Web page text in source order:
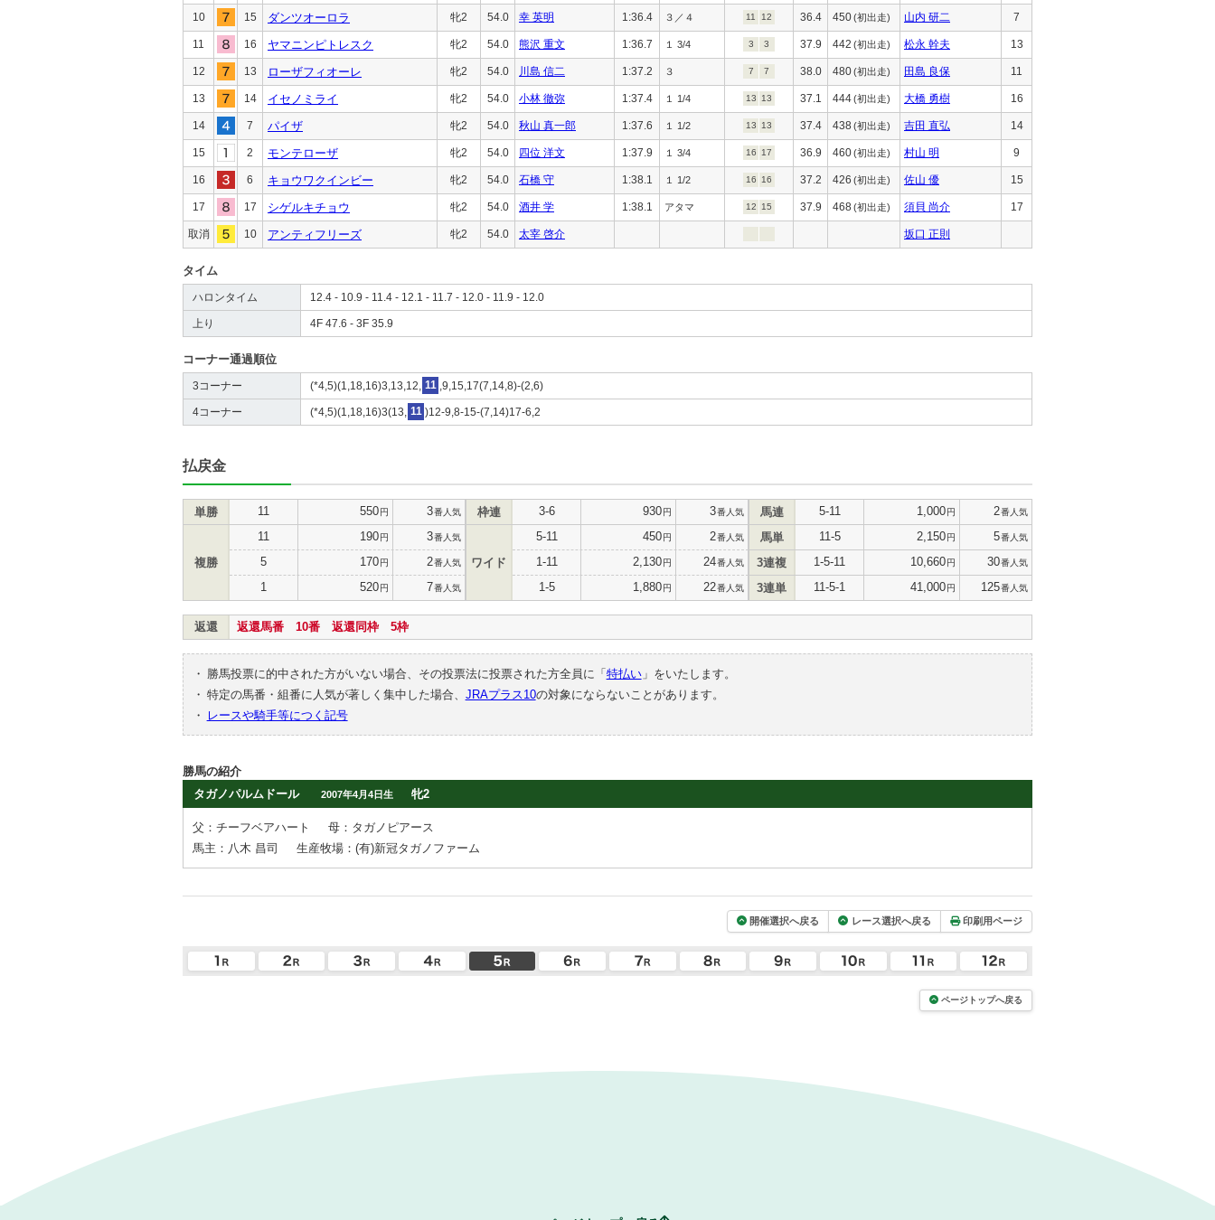
10 15 ダンツオーロラ 牝2 54.0 幸 英明 1:36.4 ３／４ 11 12 36.4 450(初出走) 山内 研二 7
11 16 ヤマニンピトレスク 牝2 54.0 熊沢 重文 1:36.7 １ 3/4 3 3 37.9 442 (初出走) 松永 幹夫 13
12 13 ローザフィオーレ 牝2 54.0 川島 信二 1:37.2 ３ 7 7 38.0 480(初出走) 田島 良保 11
13 14 イセノミライ 牝2 54.0 小林 徹弥 1:37.4 １ 1/4 13 13 37.1 444(初出走) 大橋 勇樹 16
14 7 パイザ 牝2 54.0 秋山 真一郎 1:37.6 １ 1/2 13 13 37.4 438 (初出走) 吉田 直弘 14
15 2 モンテローザ 牝2 54.0 四位 洋文 1:37.9 １ 3/4 16 17 36.9 460(初出走) 村山 明 9
16 6 キョウワクインビー 牝2 54.0 石橋 守 1:38.1 １ 1/2 16 16 37.2 426 (初出走) 佐山 優 15
17 17 シゲルキチョウ 牝2 54.0 酒井 学 1:38.1 アタマ 12 15 37.9 468(初出走) 須貝 尚介 17
取消 10 アンティフリーズ 牝2 54.0 太宰 啓介 坂口 正則
タイム
ハロンタイム 12.4 - 10.9 - 11.4 - 12.1 - 11.7 - 12.0 - 11.9 - 12.0
上り 4F 47.6 - 3F 35.9
コーナー通過順位
3コーナー (*4,5)(1,18,16)3,13,12, 11 ,9,15,17(7,14,8)-(2,6)
4コーナー (*4,5)(1,18,16)3(13, 11 )12-9,8-15-(7,14)17-6,2
払戻金
単勝 11 550円 3番人気
複勝
11 190円 3番人気
5 170円 2番人気
1 520円 7番人気
枠連 3-6 930円 3番人気
ワイド
5-11 450円 2番人気
1-11 2,130円 24番人気
1-5 1,880円 22番人気
馬連 5-11 1,000円 2番人気
馬単 11-5 2,150円 5番人気
3連複 1-5-11 10,660円 30番人気
3連単 11-5-1 41,000円 125番人気
返還 返還馬番 10番 返還同枠 5枠
・ 勝馬投票に的中された方がいない場合、その投票法に投票された方全員に「 特払い」をいたします。
・ 特定の馬番・組番に人気が著しく集中した場合、 JRAプラス10の対象にならないことがあります。
・
レースや騎手等につく記号
勝馬の紹介
タガノパルムドール
2007年4月4日生 牝2
父：チーフベアハート
母：タガノピアース
馬主：八木 昌司
生産牧場：(有)新冠タガノファーム
開催選択へ戻る レース選択へ戻る 印刷用ページ
ページトップへ戻る